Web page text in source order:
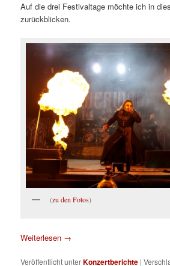
Auf die drei Festivaltage möchte ich in
zurückblicken.
(zu den Fotos)
Weiterlesen →
Veröffentlicht unterKonzertberichte |